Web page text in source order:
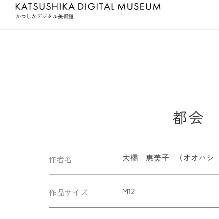
都会
作者名 大橋 惠美子 （オオハシ
作品サイズ M12